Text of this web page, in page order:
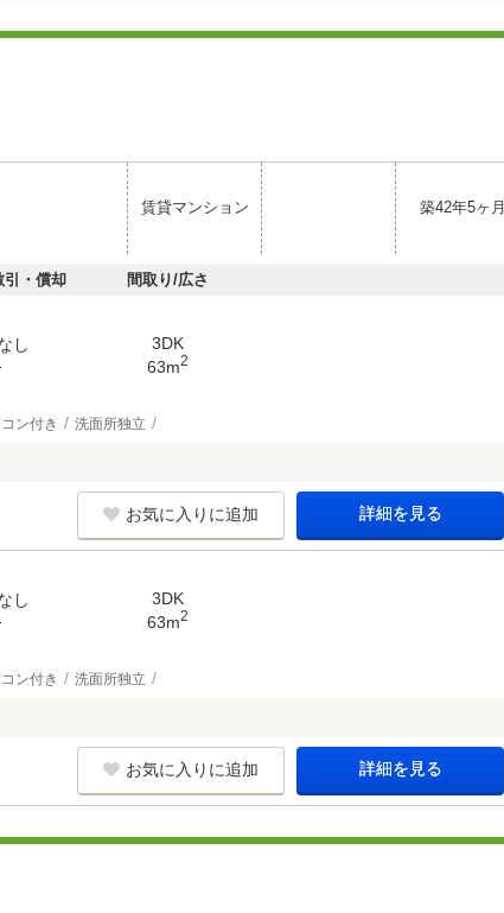
賃貸マンション 築42年5ヶ月
・償却 間取り/広さ
し
3DK
63m2
ン付き 洗面所独立
お気に入りに追加 詳細を見る
し
3DK
63m2
ン付き 洗面所独立
お気に入りに追加 詳細を見る